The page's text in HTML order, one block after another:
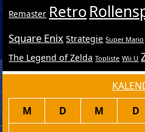
Remaster Retro
Square Enix Strategie Super Mario
The Legend of Zelda Topliste Wii U
M D M D